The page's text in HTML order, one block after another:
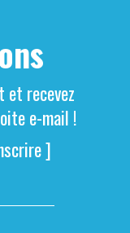
et recevez
e-mail !
]